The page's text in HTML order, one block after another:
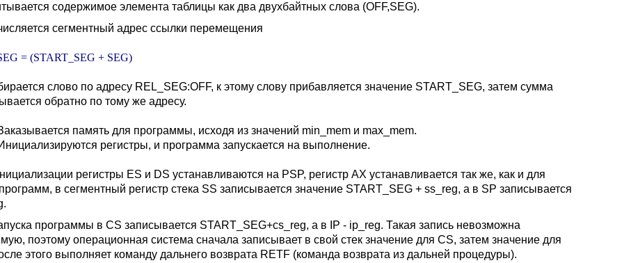
содержимое элемента таблицы как два двухбайтных слова (OFF,SEG).
сегментный адрес ссылки перемещения
= (START_SEG + SEG)
слово по адресу REL_SEG:OFF, к этому слову прибавляется значение START_SEG, затем сумма
обратно по тому же адресу.
память для программы, исходя из значений min_mem и max_mem.
регистры, и программа запускается на выполнение.
регистры ES и DS устанавливаются на PSP, регистр AX устанавливается так же, как и для
в сегментный регистр стека SS записывается значение START_SEG + ss_reg, а в SP записывается
программы в CS записывается START_SEG+cs_reg, а в IP - ip_reg. Такая запись невозможна
поэтому операционная система сначала записывает в свой стек значение для CS, затем значение для
этого выполняет команду дальнего возврата RETF (команда возврата из дальней процедуры).